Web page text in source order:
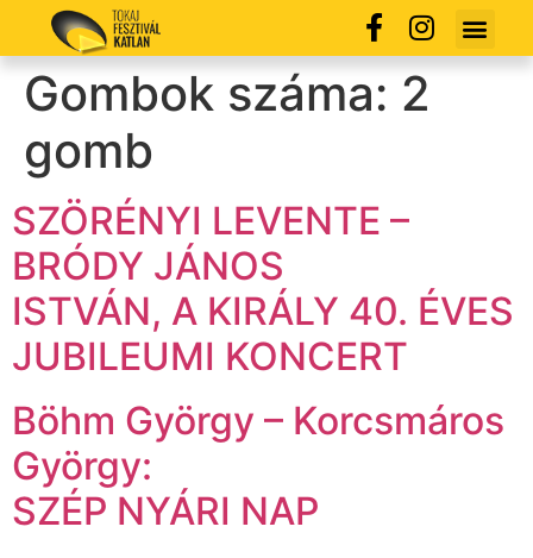
Gombok száma: 2
gomb
SZÖRÉNYI LEVENTE –
BRÓDY JÁNOS
ISTVÁN, A KIRÁLY 40. ÉVES
JUBILEUMI KONCERT
Böhm György – Korcsmáros
György:
SZÉP NYÁRI NAP